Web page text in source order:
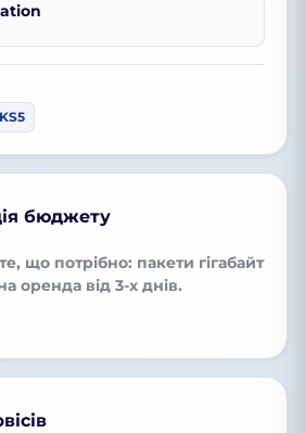
бюджету
те, що потрібно: пакети гігабайт
оренда від 3-х днів.